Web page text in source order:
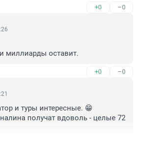
+0 –0
миллиарды оставит.
+0 –0
и туры интересные. 😁
получат вдоволь - целые 72